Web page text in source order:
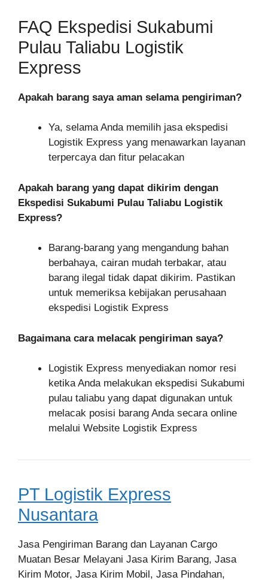
FAQ Ekspedisi Sukabumi
Pulau Taliabu Logistik
Express
Apakah barang saya aman selama pengiriman?
Ya, selama Anda memilih jasa ekspedisi
Logistik Express yang menawarkan layanan
terpercaya dan fitur pelacakan
Apakah barang yang dapat dikirim dengan
Ekspedisi Sukabumi Pulau Taliabu Logistik
Express?
Barang-barang yang mengandung bahan
berbahaya, cairan mudah terbakar, atau
barang ilegal tidak dapat dikirim. Pastikan
untuk memeriksa kebijakan perusahaan
ekspedisi Logistik Express
Bagaimana cara melacak pengiriman saya?
Logistik Express menyediakan nomor resi
ketika Anda melakukan ekspedisi Sukabumi
pulau taliabu yang dapat digunakan untuk
melacak posisi barang Anda secara online
melalui Website Logistik Express
PT Logistik Express
Nusantara
Jasa Pengiriman Barang dan Layanan Cargo
Muatan Besar Melayani Jasa Kirim Barang, Jasa
Kirim Motor, Jasa Kirim Mobil, Jasa Pindahan,